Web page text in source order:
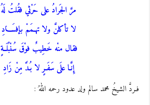
مرَّ الجَرادُ على حَرْثي فقُلتُ لَهُ
لا تأكلنَّ ولا تهـمَمْ بإفسَـــادِ
فقال منْه خَطِيبٌ فوْقَ سُنْبُلَــةٍ
إِنَّـا علَى سَفَـرٍ لا بُـدَّ مِنْ زَادِ
فـردَّ الشيخُ محمد سالم ولد عدود رحمه اللهُ :